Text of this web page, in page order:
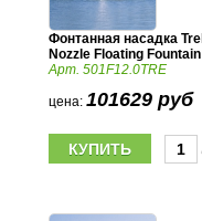
Фонтанная насадка
Nozzle Floating
Арт. 501F12.0TRE
цена: 101629 руб